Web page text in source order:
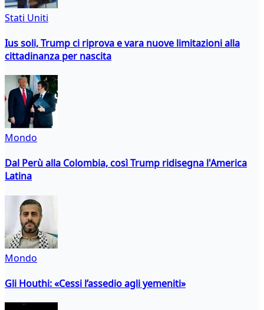
Stati Uniti
Ius soli, Trump ci riprova e vara nuove limitazioni alla
cittadinanza per nascita
Mondo
Dal Perù alla Colombia, così Trump ridisegna l'America
Latina
Mondo
Gli Houthi: «Cessi l’assedio agli yemeniti»